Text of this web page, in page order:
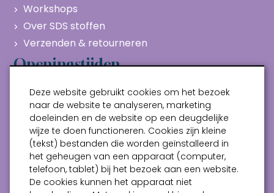
Workshops
Over SDS stoffen
Verzenden & retourneren
Openingstijden
Maandag
Gesloten
Dinsdag
10:00 - 17:00
Woensdag
10:00 - 17:00
Donderdag
10:00 - 17:00
Vrijdag
10:00 - 17:00
Zaterdag
10:00 - 17:00
Deze website gebruikt cookies om het bezoek
naar de website te analyseren, marketing
doeleinden en de website op een deugdelijke
wijze te doen functioneren. Cookies zijn kleine
(tekst) bestanden die worden geïnstalleerd in
het geheugen van een apparaat (computer,
telefoon, tablet) bij het bezoek aan een website.
De cookies kunnen het apparaat niet